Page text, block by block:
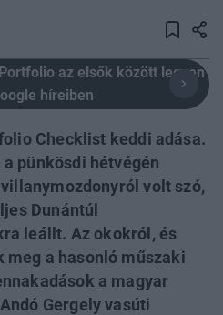
az elsők között legyen
híreiben
Checklist keddi adása.
pünkösdi hétvégén
volt szó,
Dunántúl
leállt. Az okokról, és
meg a hasonló műszaki
a magyar
Gergely vasúti